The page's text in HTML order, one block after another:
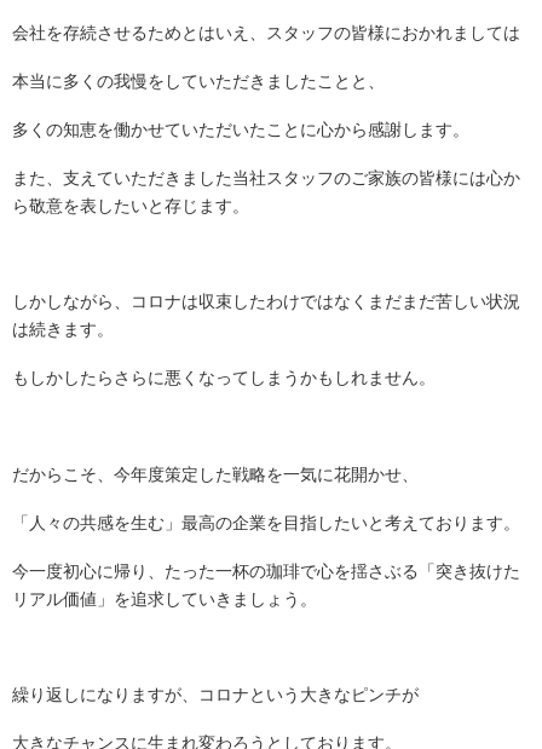
会社を存続させるためとはいえ、スタッフの皆様におかれましては
本当に多くの我慢をしていただきましたことと、
多くの知恵を働かせていただいたことに心から感謝します。
また、支えていただきました当社スタッフのご家族の皆様には心か
ら敬意を表したいと存じます。
しかしながら、コロナは収束したわけではなくまだまだ苦しい状況
は続きます。
もしかしたらさらに悪くなってしまうかもしれません。
だからこそ、今年度策定した戦略を一気に花開かせ、
「人々の共感を生む」最高の企業を目指したいと考えております。
今一度初心に帰り、たった一杯の珈琲で心を揺さぶる「突き抜けた
リアル価値」を追求していきましょう。
繰り返しになりますが、コロナという大きなピンチが
大きなチャンスに生まれ変わろうとしております。